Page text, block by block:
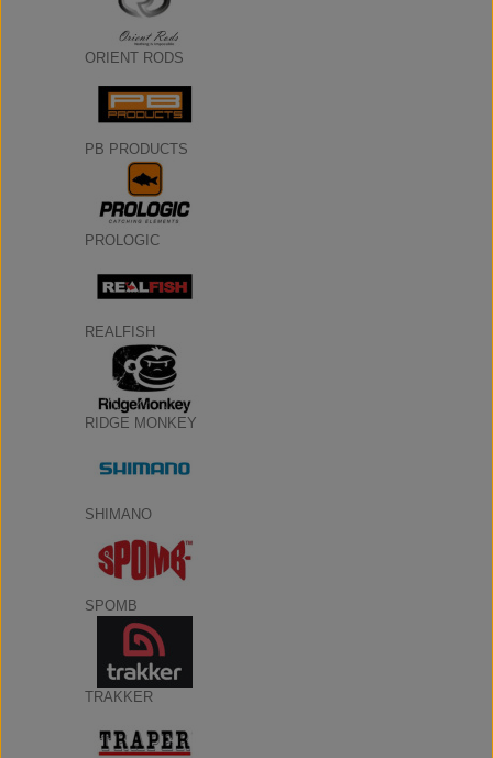
ORIENT RODS
PB PRODUCTS
PROLOGIC
REALFISH
RIDGE MONKEY
SHIMANO
SPOMB
TRAKKER